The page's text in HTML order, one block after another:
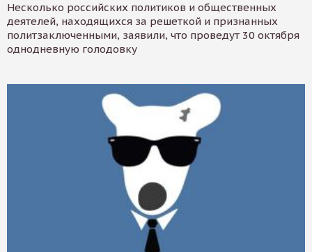
Несколько российских политиков и общественных
деятелей, находящихся за решеткой и признанных
политзаключенными, заявили, что проведут 30 октября
однодневную голодовку